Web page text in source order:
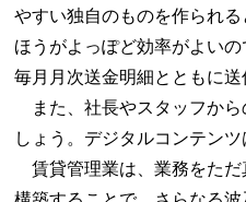
やすい独自のものを作られ
ほうがよっぽど効率がよい
毎月月次送金明細とともに送
また、社長やスタッフから
しょう。デジタルコンテン
賃貸管理業は、業務をただ